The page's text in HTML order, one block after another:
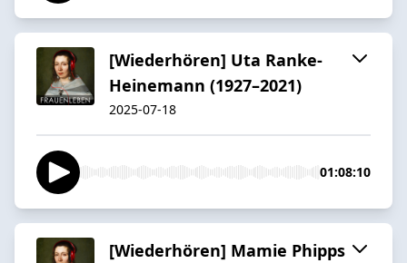
[Wiederhören] Uta Ranke-
Heinemann (1927–2021)
2025-07-18
01:08:10
[Wiederhören] Mamie Phipps